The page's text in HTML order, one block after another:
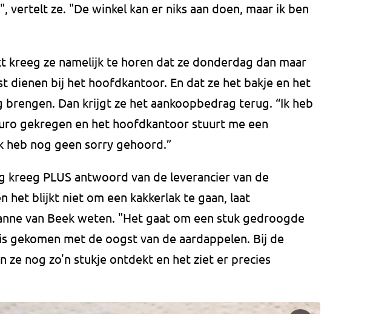
vertelt ze. "De winkel kan er niks aan doen, maar ik ben
kreeg ze namelijk te horen dat ze donderdag dan maar
dienen bij het hoofdkantoor. En dat ze het bakje en het
Dan krijgt ze het aankoopbedrag terug. “Ik heb
gekregen en het hoofdkantoor stuurt me een
heb nog geen sorry gehoord.”
kreeg PLUS antwoord van de leverancier van de
het blijkt niet om een kakkerlak te gaan, laat
van Beek weten. "Het gaat om een stuk gedroogde
gekomen met de oogst van de aardappelen. Bij de
ze nog zo'n stukje ontdekt en het ziet er precies